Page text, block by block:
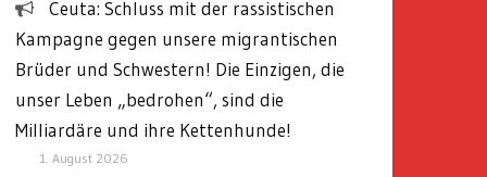
Ceuta: Schluss mit der rassistischen
Kampagne gegen unsere migrantischen
Brüder und Schwestern! Die Einzigen, die
unser Leben „bedrohen“, sind die
Milliardäre und ihre Kettenhunde!
1. August 2026